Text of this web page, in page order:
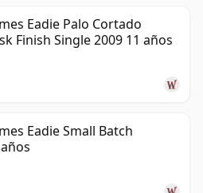
Eadie Palo Cortado
Finish Single 2009 11 años
Eadie Small Batch